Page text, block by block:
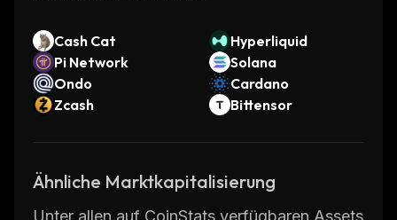
Cash Cat
Hyperliquid
Pi Network
Solana
Ondo
Cardano
Zcash
Bittensor
Ähnliche Marktkapitalisierung
Unter allen auf CoinStats verfügbaren Assets